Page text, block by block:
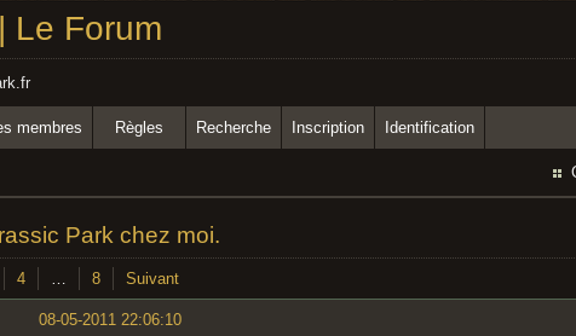
Le Forum
membres Règles Recherche Inscription Identification
Park chez moi.
4 … 8 Suivant
08-05-2011 22:06:10